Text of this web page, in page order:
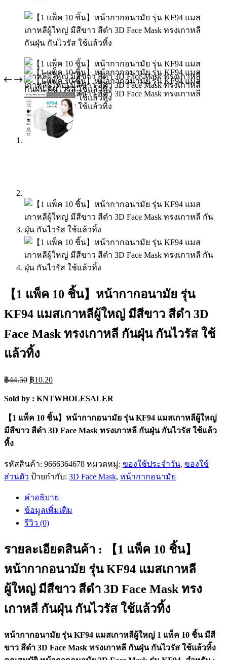
【1 แพ็ค 10 ชิ้น】หน้ากากอนามัย รุ่น
KF94 แมสเกาหลีผู้ใหญ่ มีสีขาว สีดำ 3D
Face Mask ทรงเกาหลี กันฝุ่น กันไวรัส ใช้
แล้วทิ้ง
฿44.50 Original
price
was:
฿10.20Current
price
is:
Sold by : KNTWHOLESALER
【1 แพ็ค 10 ชิ้น】หน้ากากอนามัย รุ่น KF94 แมสเกาหลีผู้ใหญ่
มีสีขาว สีดำ 3D Face Mask ทรงเกาหลี กันฝุ่น กันไวรัส ใช้แล้ว
ทิ้ง
รหัสสินค้า: 9666364678 หมวดหมู่: ของใช้ประจำวัน, ของใช้
ส่วนตัว ป้ายกำกับ: 3D Face Mask, หน้ากากอนามัย
คำอธิบาย
ข้อมูลเพิ่มเติม
รีวิว (0)
รายละเอียดสินค้า : 【1 แพ็ค 10 ชิ้น】
หน้ากากอนามัย รุ่น KF94 แมสเกาหลี
ผู้ใหญ่ มีสีขาว สีดำ 3D Face Mask ทรง
เกาหลี กันฝุ่น กันไวรัส ใช้แล้วทิ้ง
หน้ากากอนามัย รุ่น KF94 แมสเกาหลีผู้ใหญ่ 1 แพ็ค 10 ชิ้น มีสี
ขาว สีดำ 3D Face Mask ทรงเกาหลี กันฝุ่น กันไวรัส ใช้แล้วทิ้ง